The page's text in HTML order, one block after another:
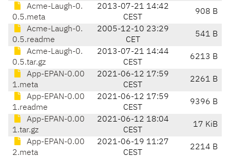
Acme-Laugh-0.
0.5.meta
2013-07-21 14:42
CEST
908 B
Acme-Laugh-0.
0.5.readme
2005-12-10 23:29
CET
541 B
Acme-Laugh-0.
0.5.tar.gz
2013-07-21 14:44
CEST
6213 B
App-EPAN-0.00
1.meta
2021-06-12 17:59
CEST
2261 B
App-EPAN-0.00
1.readme
2021-06-12 17:59
CEST
9396 B
App-EPAN-0.00
1.tar.gz
2021-06-12 18:04
CEST
17 KiB
App-EPAN-0.00
2.meta
2021-06-19 11:27
CEST
2214 B